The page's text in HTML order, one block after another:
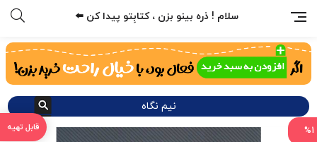
سلام ! ذره بینو بزن ، کتابِتو پیدا کن ⬅️
نیم نگاه